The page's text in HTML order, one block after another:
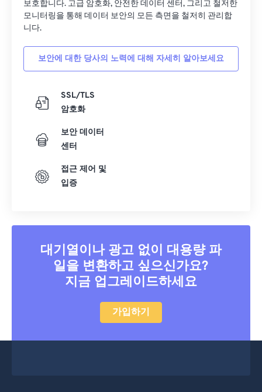
보호합니다. 고급 암호화, 안전한 데이터 센터, 그리고 철저한
모니터링을 통해 데이터 보안의 모든 측면을 철저히 관리합
니다.
보안에 대한 당사의 노력에 대해 자세히 알아보세요
SSL/TLS
암호화
보안 데이터
센터
접근 제어 및
입증
대기열이나 광고 없이 대용량 파
일을 변환하고 싶으신가요?
지금 업그레이드하세요
가입하기